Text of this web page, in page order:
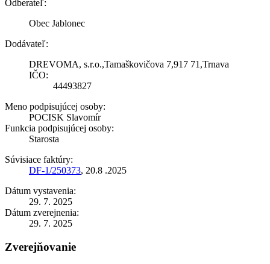
Odberateľ:
Obec Jablonec
Dodávateľ:
DREVOMA, s.r.o.,Tamaškovičova 7,917 71,Trnava
IČO:
44493827
Meno podpisujúcej osoby:
POCISK Slavomír
Funkcia podpisujúcej osoby:
Starosta
Súvisiace faktúry:
DF-1/250373, 20.8 .2025
Dátum vystavenia:
29. 7. 2025
Dátum zverejnenia:
29. 7. 2025
Zverejňovanie